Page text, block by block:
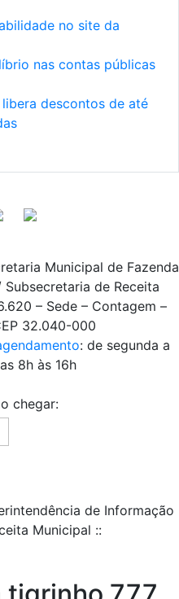
no site da
nas contas públicas
descontos de até
Municipal de Fazenda
de Receita
– Sede – Contagem –
32.040-000
: de segunda a
8h às 16h
chegar:
de Informação
Municipal ::